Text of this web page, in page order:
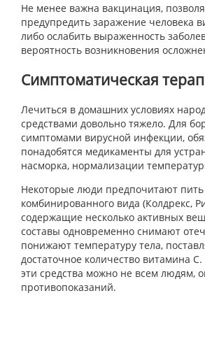
Не менее важна вакцинация,
предупредить заражение человека
либо ослабить выраженность
вероятность возникновения
Симптоматическая
Лечиться в домашних условиях
средствами довольно тяжело. Для
симптомами вирусной инфекции,
понадобятся медикаменты для
насморка, нормализации
Некоторые люди предпочитают
комбинированного вида (Колдрекс,
содержащие несколько активных
составы одновременно снимают
понижают температуру тела,
достаточное количество витамина
эти средства можно не всем людям,
противопоказаний.